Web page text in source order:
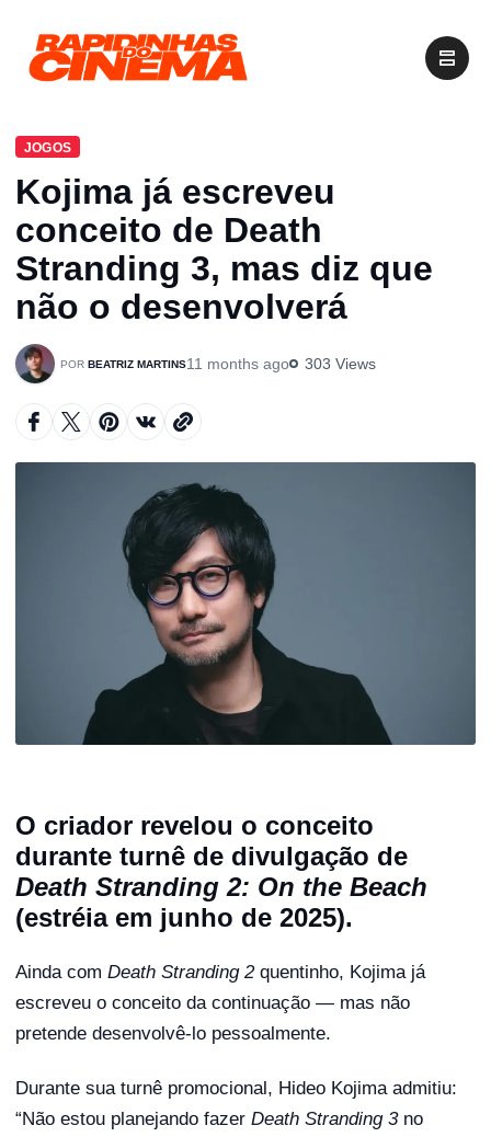
Kojima já escreveu
conceito de Death
Stranding 3, mas diz que
não o desenvolverá
BEATRIZ MARTINS
JOGOS
11 months ago 303 Views
O criador revelou o conceito
durante turnê de divulgação de
Death Stranding 2: On the Beach
(estréia em junho de 2025).
Ainda com Death Stranding 2quentinho, Kojima já
escreveu o conceito da continuação — mas não
pretende desenvolvê-lo pessoalmente.
Durante sua turnê promocional, Hideo Kojima admitiu:
“Não estou planejando fazer Death Stranding 3no